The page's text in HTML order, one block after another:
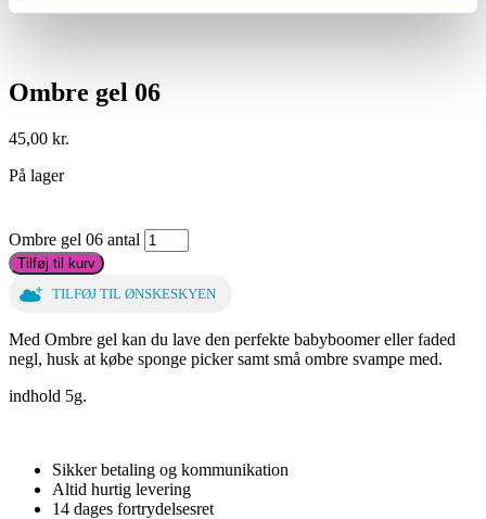
Ombre gel 06
45,00 kr.
På lager
Ombre gel 06 antal
Tilføj til kurv
TILFØJ TIL ØNSKESKYEN
Med Ombre gel kan du lave den perfekte babyboomer eller faded
negl, husk at købe sponge picker samt små ombre svampe med.
indhold 5g.
Sikker betaling og kommunikation
Altid hurtig levering
14 dages fortrydelsesret